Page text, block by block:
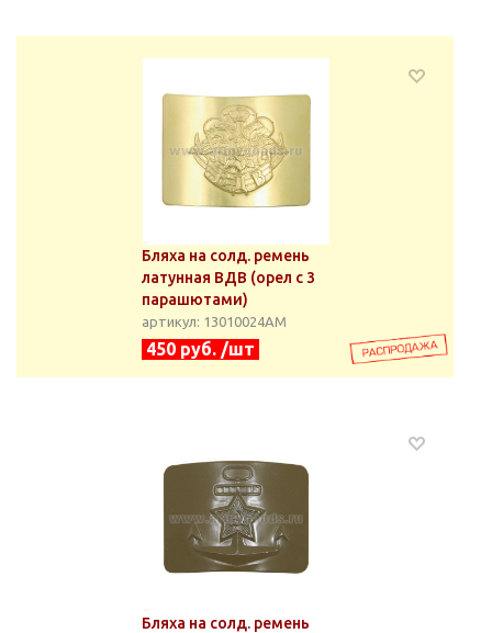
Бляха на солд. ремень
латунная ВДВ (орел с 3
парашютами)
артикул: 13010024АМ
450 руб. /шт
Бляха на солд. ремень